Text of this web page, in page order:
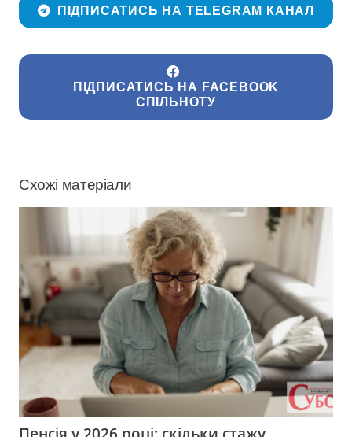
ПІДПИСАТИСЬ НА TELEGRAM КАНАЛ
ПІДПИСАТИСЬ НА FACEBOOK
СПІЛЬНОТУ
Схожі матеріали